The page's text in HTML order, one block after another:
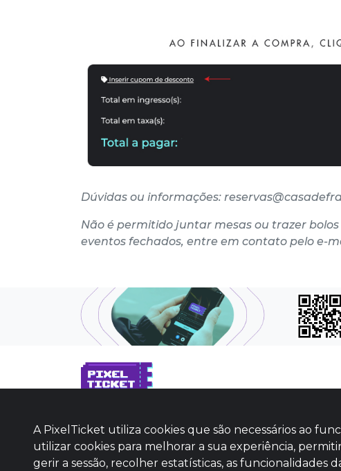
Dúvidas ou informações:
Não é permitido juntar mesas ou trazer bolos
eventos fechados, entre em contato pelo e-
COMO FUNCIONA
PROMOVA SEU EVENTO
A PixelTicket utiliza cookies que são necessários ao
utilizar cookies para melhorar a sua experiência,
gerir a sessão, recolher estatísticas, as funcionalidades